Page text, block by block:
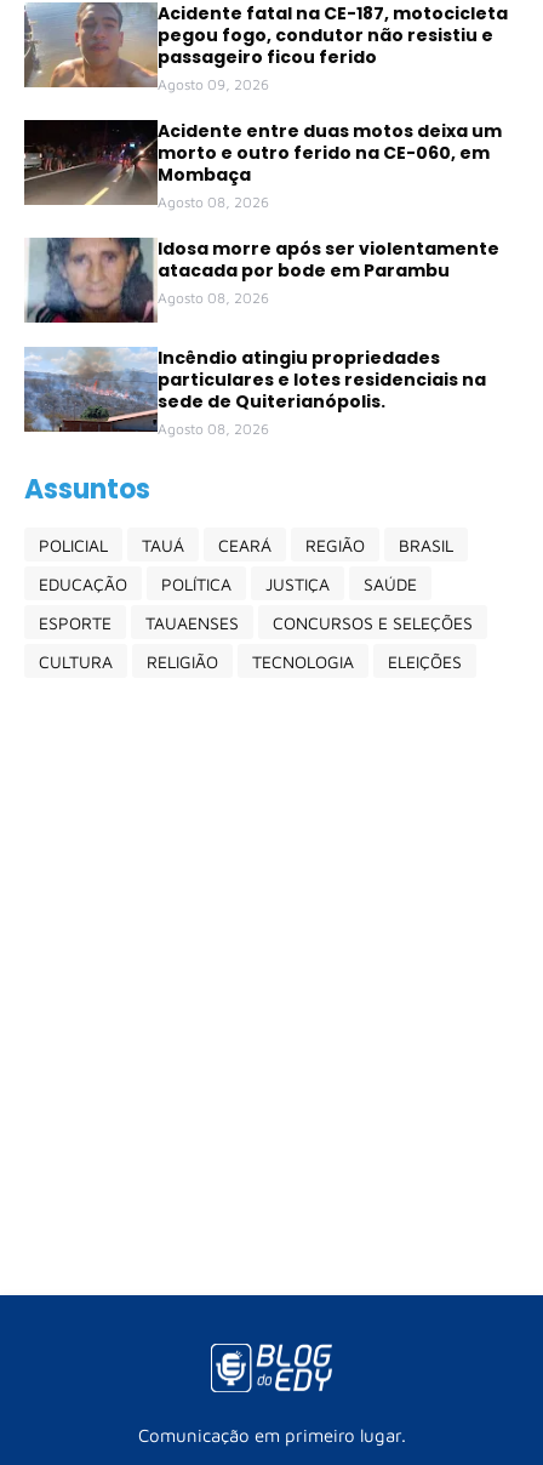
Acidente fatal na CE-187, motocicleta
pegou fogo, condutor não resistiu e
passageiro ficou ferido
Agosto 09, 2026
Acidente entre duas motos deixa um
morto e outro ferido na CE-060, em
Mombaça
Agosto 08, 2026
Idosa morre após ser violentamente
atacada por bode em Parambu
Agosto 08, 2026
Incêndio atingiu propriedades
particulares e lotes residenciais na
sede de Quiterianópolis.
Agosto 08, 2026
Assuntos
POLICIAL TAUÁ CEARÁ REGIÃO
BRASIL
EDUCAÇÃO
POLÍTICA JUSTIÇA
SAÚDE
ESPORTE
TAUAENSES
CONCURSOS E SELEÇÕES
CULTURA
RELIGIÃO TECNOLOGIA ELEIÇÕES
Comunicação em primeiro lugar.